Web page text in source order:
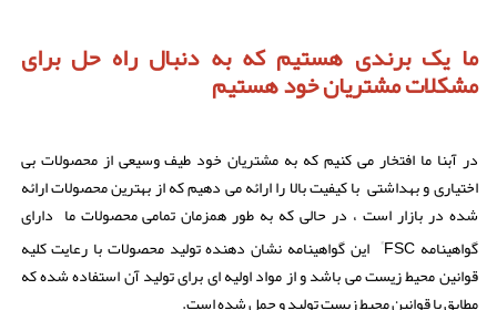
ما یک برندی هستیم که به دنبال راه حل برای
مشکلات مشتریان خود هستیم
در آبنا ما افتخار می کنیم که به مشتریان خود طیف وسیعی از محصولات بی
اختیاری و بهداشتی با کیفیت بالا را ارائه می دهیم که از بهترین محصولات ارائه
شده در بازار است ، در حالی که به طور همزمان تمامی محصولات ما دارای
گواهینامه FSC
® این گواهینامه نشان دهنده تولید محصولات با رعایت کلیه
قوانین محیط زیست می باشد و از مواد اولیه ای برای تولید آن استفاده شده که
مطابق با قوانین محیط زیست تولید و حمل شده است.